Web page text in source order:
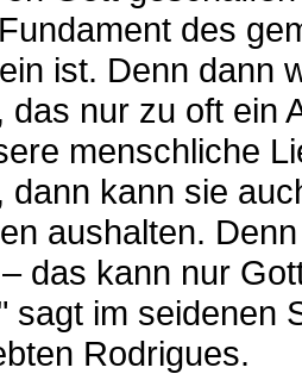
des
ist. Denn dann
das nur zu oft ein
menschliche
dann kann sie
aushalten.
das kann nur
sagt im seidenen
Rodrigues.